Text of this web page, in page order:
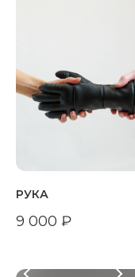
РУКА
9 000 ₽